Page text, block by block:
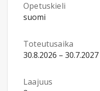
Opetuskieli
suomi
Toteutusaika
30.8.2026 – 30.7.2027
Laajuus